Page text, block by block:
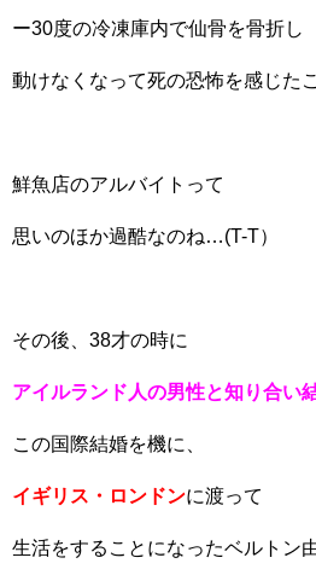
ー30度の冷凍庫内で仙骨を骨折し
動けなくなって死の恐怖を感じた
鮮魚店のアルバイトって
思いのほか過酷なのね…(T-T）
その後、38才の時に
アイルランド人の男性と知り合い
この国際結婚を機に、
イギリス・ロンドンに渡って
生活をすることになったベルトン